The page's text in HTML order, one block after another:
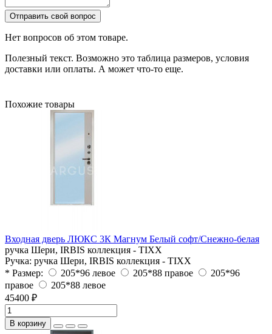
Отправить свой вопрос
Нет вопросов об этом товаре.
Полезный текст. Возможно это таблица размеров, условия
доставки или оплаты. А может что-то еще.
Похожие товары
Входная дверь ЛЮКС 3К Магнум Белый софт/Снежно-белая
ручка Шери, IRBIS коллекция - TIXX
Ручка: ручка Шери, IRBIS коллекция - TIXX
* Размер:
205*96 левое 205*88 правое
205*96
правое
205*88 левое
45400 ₽
В корзину